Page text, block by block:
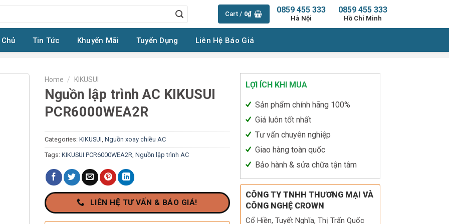
Cart / 0₫ 0859 455 333
Hồ Chí Minh
0859 455 333
Hà Nội
Tin Tức Khuyến Mãi Tuyển Dụng Liên Hệ Báo Giá
Home / KIKUSUI
Nguồn lập trình AC KIKUSUI
PCR6000WEA2R
Categories:KIKUSUI ,Nguồn xoay chiều AC
Tags:KIKUSUI PCR6000WEA2R ,Nguồn lập trình AC
LIÊN HỆ TƯ VẤN & BÁO GIÁ!
LỢI ÍCH KHI MUA
Sản phẩm chính hãng 100%
Giá luôn tốt nhất
Tư vấn chuyên nghiệp
Giao hàng toàn quốc
Bảo hành & sửa chữa tận tâm
CÔNG TY TNHH THƯƠNG MẠI VÀ
CÔNG NGHỆ CROWN
Cổ Hiền, Tuyết Nghĩa, Thị Trấn Quốc